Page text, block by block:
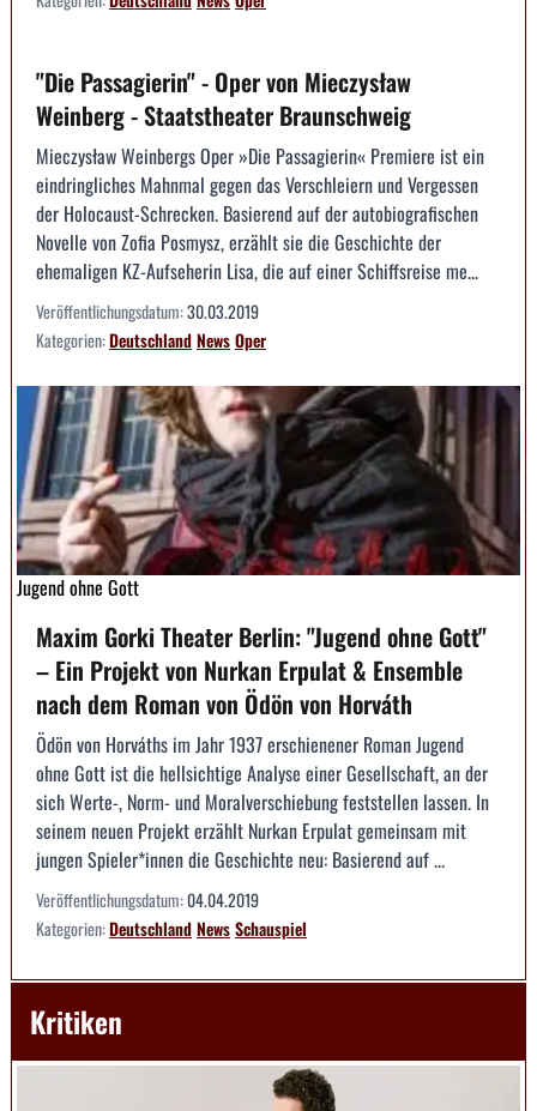
"Die Passagierin" - Oper von Mieczysław
Weinberg - Staatstheater Braunschweig
Mieczysław Weinbergs Oper »Die Passagierin« Premiere ist ein
eindringliches Mahnmal gegen das Verschleiern und Vergessen
der Holocaust-Schrecken. Basierend auf der autobiografischen
Novelle von Zofia Posmysz, erzählt sie die Geschichte der
ehemaligen KZ-Aufseherin Lisa, die auf einer Schiffsreise me...
Veröffentlichungsdatum:30.03.2019
Kategorien:DeutschlandNewsOper
Jugend ohne Gott
Maxim Gorki Theater Berlin: "Jugend ohne Gott"
– Ein Projekt von Nurkan Erpulat & Ensemble
nach dem Roman von Ödön von Horváth
Ödön von Horváths im Jahr 1937 erschienener Roman Jugend
ohne Gott ist die hellsichtige Analyse einer Gesellschaft, an der
sich Werte-, Norm- und Moralverschiebung feststellen lassen. In
seinem neuen Projekt erzählt Nurkan Erpulat gemeinsam mit
jungen Spieler*innen die Geschichte neu: Basierend auf ...
Veröffentlichungsdatum:04.04.2019
Kategorien:DeutschlandNewsSchauspiel
Kritiken